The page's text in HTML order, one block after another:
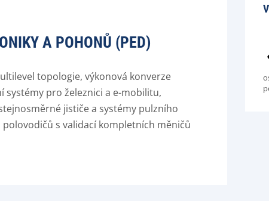
A POHONŮ (PED)
topologie, výkonová konverze
systémy pro železnici a e-mobilitu,
jističe a systémy pulzního
s validací kompletních měničů